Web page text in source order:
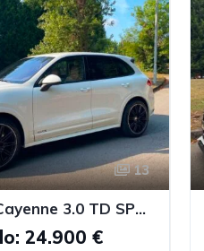
13
PORSCHE Cayenne 3.0 TD SPORT DESING
24.900 €